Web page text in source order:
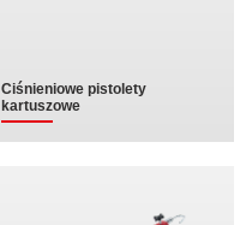
Ciśnieniowe pistolety
kartuszowe